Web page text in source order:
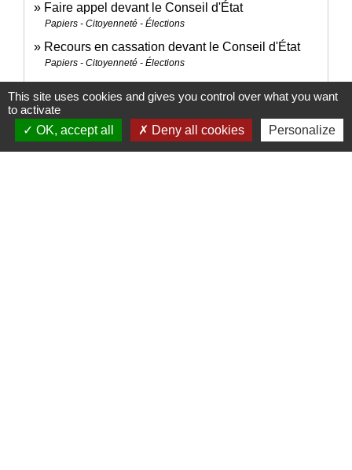
Faire appel devant le Conseil d'État
Papiers - Citoyenneté - Élections
Recours en cassation devant le Conseil d'État
Papiers - Citoyenneté - Élections
This site uses cookies and gives you control over what you want
to activate
OK, accept all
Deny all cookies Personalize